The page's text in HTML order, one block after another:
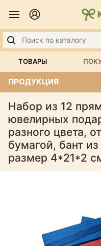
ТОВАРЫ
ПРОДУКЦИЯ
Набор из 12
ювелирных
разного цвета,
бумагой, бант
размер 4*21*2